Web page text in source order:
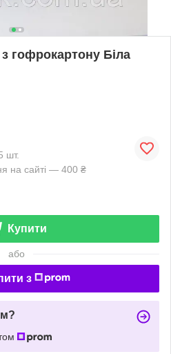
гофрокартону Біла
шт.
на сайті — 400 ₴
Купити
або
з